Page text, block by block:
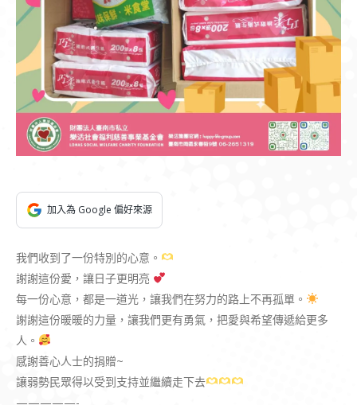
加入為 Google 偏好來源
我們收到了一份特別的心意。
謝謝這份愛，讓日子更明亮
每一份心意，都是一道光，讓我們在努力的路上不再孤單。
謝謝這份暖暖的力量，讓我們更有勇氣，把愛與希望傳遞給更多
人。
感謝善心人士的捐贈~
讓弱勢民眾得以受到支持並繼續走下去